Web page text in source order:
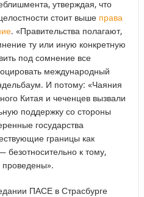
утверждая, что
стоит выше права
. «Правительства полагают,
ту или иную конкретную
под сомнение все
международный
И потому: «Чаяния
Китая и чеченцев вызвали
поддержку со стороны
государства
границы как
к тому,
проведены».
ПАСЕ в Страсбурге